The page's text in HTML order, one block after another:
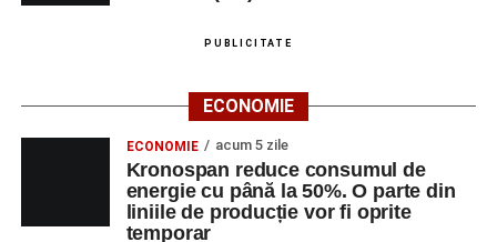
PUBLICITATE
ECONOMIE
ECONOMIE acum 5 zile
Kronospan reduce consumul de
energie cu până la 50%. O parte din
liniile de producție vor fi oprite
temporar